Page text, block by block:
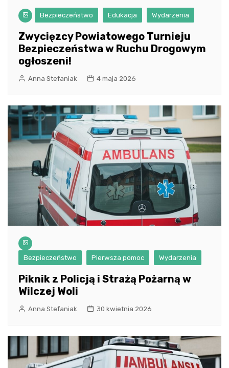
Bezpieczeństwo Edukacja Wydarzenia
Zwycięzcy Powiatowego Turnieju
Bezpieczeństwa w Ruchu Drogowym
ogłoszeni!
Anna Stefaniak 4 maja 2026
Bezpieczeństwo Pierwsza pomoc Wydarzenia
Piknik z Policją i Strażą Pożarną w
Wilczej Woli
Anna Stefaniak 30 kwietnia 2026